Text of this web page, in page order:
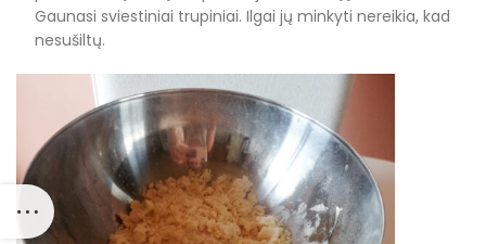
Gaunasi sviestiniai trupiniai. Ilgai jų minkyti nereikia, kad
nesušiltų.